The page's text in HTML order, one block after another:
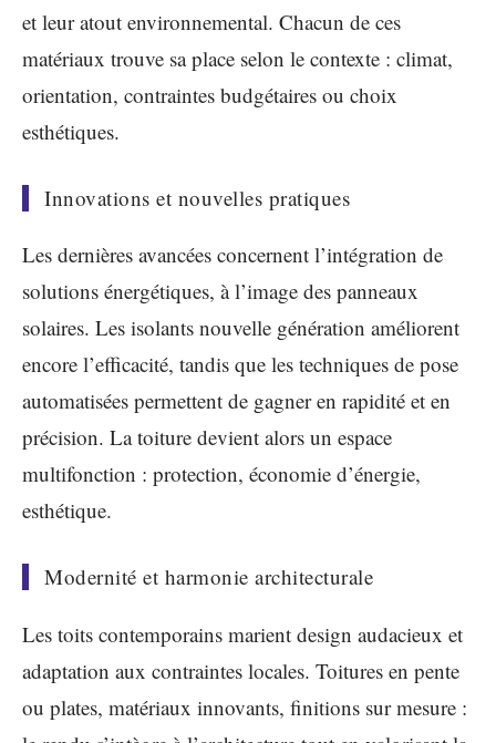
et leur atout environnemental. Chacun de ces
matériaux trouve sa place selon le contexte : climat,
orientation, contraintes budgétaires ou choix
esthétiques.
Innovations et nouvelles pratiques
Les dernières avancées concernent l’intégration de
solutions énergétiques, à l’image des panneaux
solaires. Les isolants nouvelle génération améliorent
encore l’efficacité, tandis que les techniques de pose
automatisées permettent de gagner en rapidité et en
précision. La toiture devient alors un espace
multifonction : protection, économie d’énergie,
esthétique.
Modernité et harmonie architecturale
Les toits contemporains marient design audacieux et
adaptation aux contraintes locales. Toitures en pente
ou plates, matériaux innovants, finitions sur mesure :